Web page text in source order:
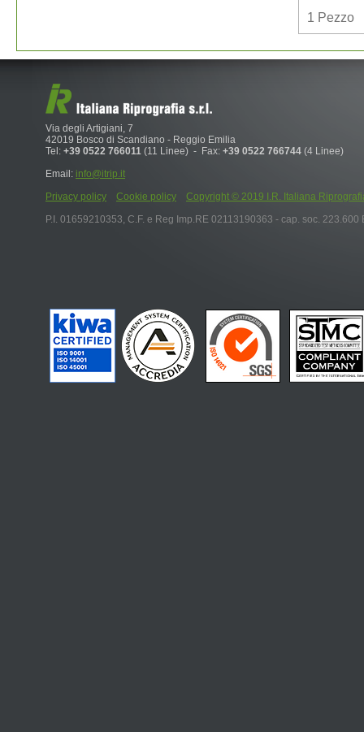
1 Pezzo
Via degli Artigiani, 7
42019 Bosco di Scandiano - Reggio Emilia
Tel: +39 0522 766011 (11 Linee) - Fax: +39 0522 766744 (4 Linee)
Email: info@itrip.it
Privacy policy
Cookie policy
Copyright © 2019 I.R. Italiana
P.I. 01659210353, C.F. e Reg Imp.RE 02113190363 - cap. soc. 223.600